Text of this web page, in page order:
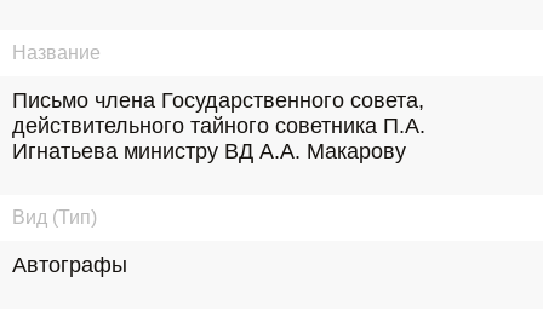
Название
Письмо члена Государственного совета,
действительного тайного советника П.А.
Игнатьева министру ВД А.А. Макарову
Вид (Тип)
Автографы